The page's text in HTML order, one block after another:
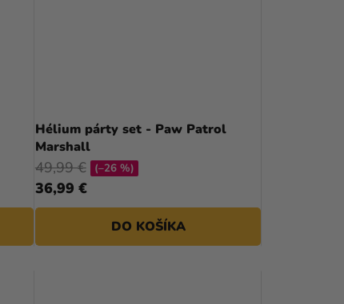
D
U
K
T
O
Hélium párty set - Paw Patrol
Marshall
36,99 €
49,99 € (–26 %)
DO KOŠÍKA